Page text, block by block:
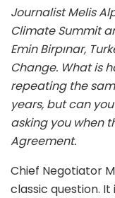
Journalist Melis
Climate Summit
Emin Birpınar,
Change. What is
repeating the
years, but can
asking you when
Agreement.
Chief Negotiator
classic question.